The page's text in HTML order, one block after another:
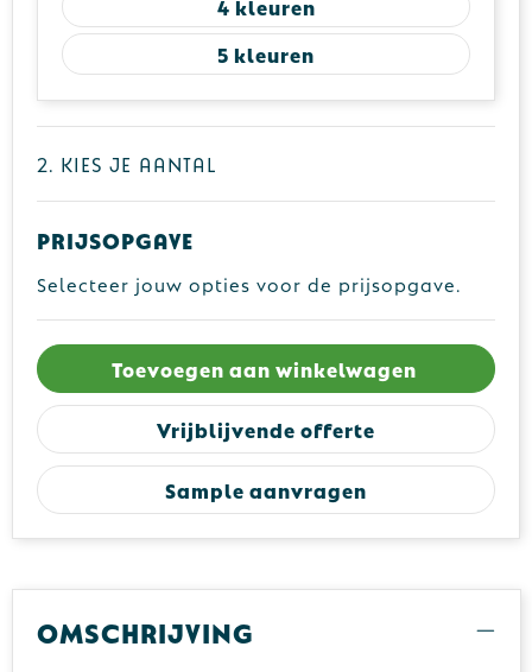
4
5
2. Kies je aantal
Prijsopgave
Selecteer jouw opties voor de prijsopgave.
Toevoegen aan winkelwagen
Vrijblijvende offerte
Sample aanvragen
Omschrijving